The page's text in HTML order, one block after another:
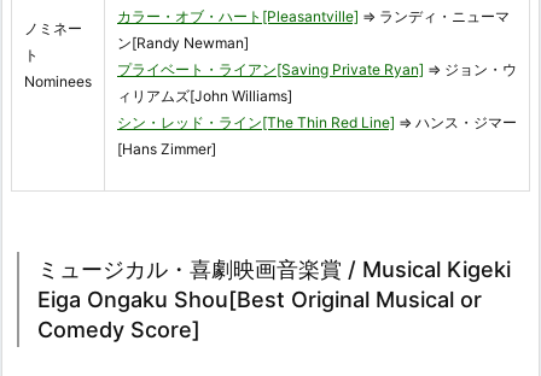
ノミネー
ト
Nominees
カラー・オブ・ハート[Pleasantville] ⇒ ランディ・ニューマ
ン[Randy Newman]
プライベート・ライアン[Saving Private Ryan] ⇒ ジョン・ウ
ィリアムズ[John Williams]
シン・レッド・ライン[The Thin Red Line] ⇒ ハンス・ジマー
[Hans Zimmer]
ミュージカル・喜劇映画音楽賞 / Musical Kigeki
Eiga Ongaku Shou[Best Original Musical or
Comedy Score]